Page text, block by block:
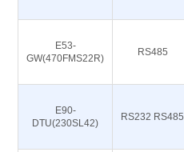
E53-
GW(470FMS22R)
RS485
E90-
DTU(230SL42)
RS232 RS485